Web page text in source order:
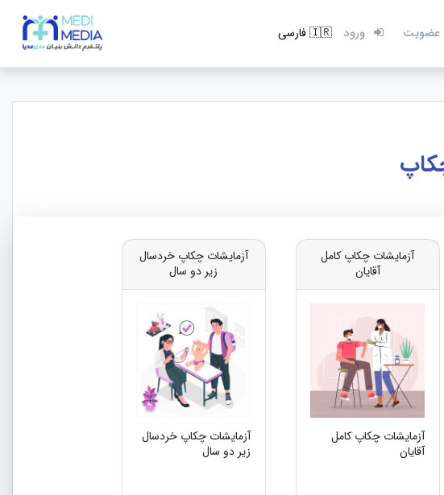
عضویت ورود
آزمایشات چکاپ کامل
آقایان
آزمایشات چکاپ کامل
آقایان
آزمایشات چکاپ خردسال
زیر دو سال
آزمایشات چکاپ خردسال
زیر دو سال